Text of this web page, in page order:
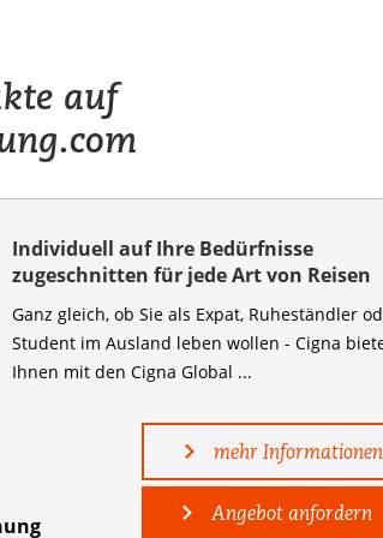
auf
Individuell auf Ihre Bedürfnisse
zugeschnitten für jede Art von Reisen
Ganz gleich, ob Sie als Expat, Ruheständler
Student im Ausland leben wollen - Cigna
Ihnen mit den Cigna Global ...
mehr Informationen
Angebot anfordern